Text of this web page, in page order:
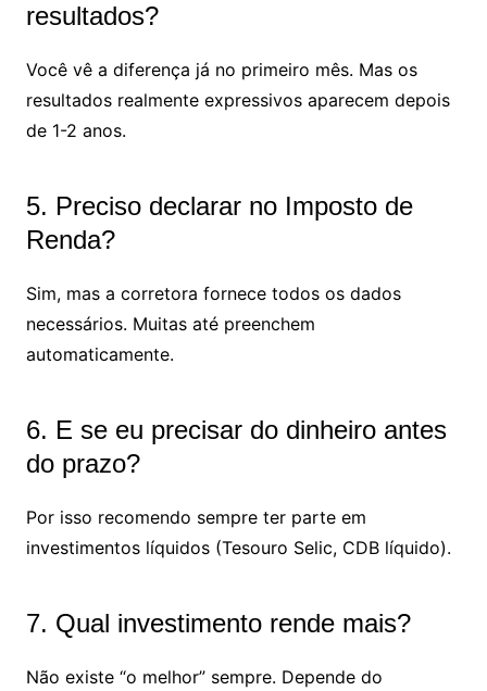
resultados?
Você vê a diferença já no primeiro mês. Mas os
resultados realmente expressivos aparecem depois
de 1-2 anos.
5. Preciso declarar no Imposto de
Renda?
Sim, mas a corretora fornece todos os dados
necessários. Muitas até preenchem
automaticamente.
6. E se eu precisar do dinheiro antes
do prazo?
Por isso recomendo sempre ter parte em
investimentos líquidos (Tesouro Selic, CDB líquido).
7. Qual investimento rende mais?
Não existe “o melhor” sempre. Depende do